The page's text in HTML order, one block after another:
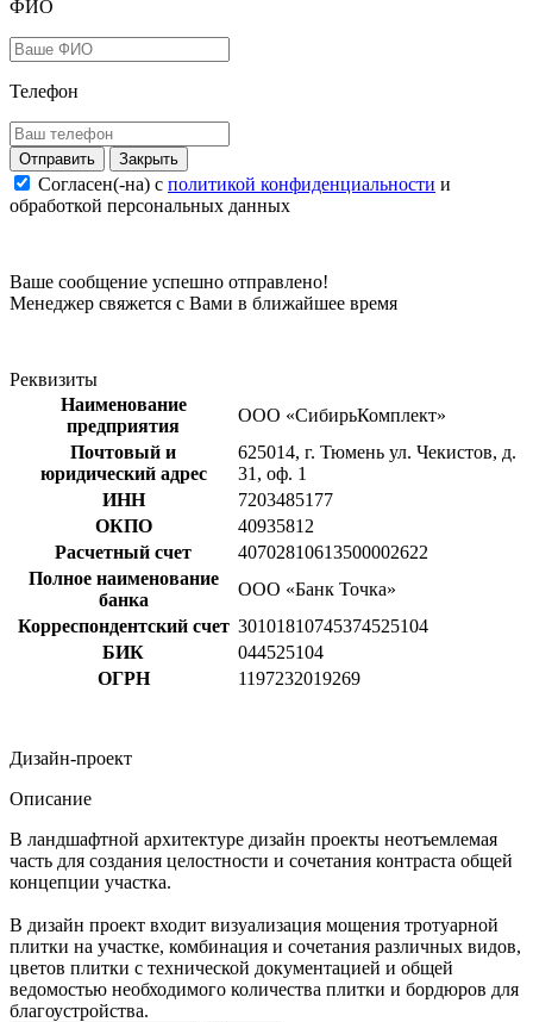
ФИО
Телефон
Закрыть
Согласен(-на) c политикой конфиденциальности и
обработкой персональных данных
Ваше сообщение успешно отправлено!
Менеджер свяжется с Вами в ближайшее время
Реквизиты
Наименование
предприятия
ООО «СибирьКомплект»
Почтовый и
юридический адрес
625014, г. Тюмень ул. Чекистов, д.
31, оф. 1
ИНН
7203485177
ОКПО
40935812
Расчетный счет
40702810613500002622
Полное наименование
банка
ООО «Банк Точка»
Корреспондентский счет 30101810745374525104
БИК
044525104
ОГРН
1197232019269
Дизайн-проект
Описание
В ландшафтной архитектуре дизайн проекты неотъемлемая
часть для создания целостности и сочетания контраста общей
концепции участка.
В дизайн проект входит визуализация мощения тротуарной
плитки на участке, комбинация и сочетания различных видов,
цветов плитки с технической документацией и общей
ведомостью необходимого количества плитки и бордюров для
благоустройства.